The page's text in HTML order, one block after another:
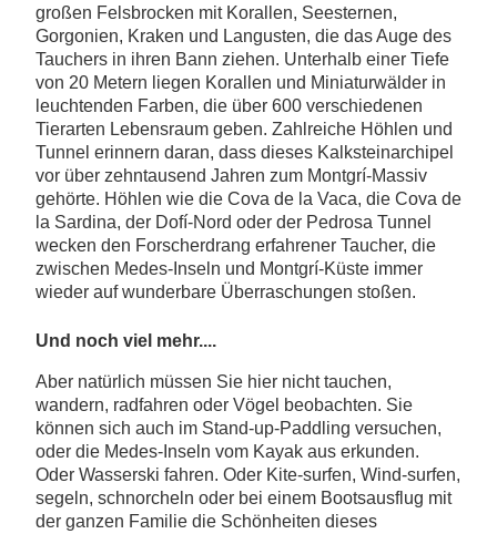
großen Felsbrocken mit Korallen, Seesternen,
Gorgonien, Kraken und Langusten, die das Auge des
Tauchers in ihren Bann ziehen. Unterhalb einer Tiefe
von 20 Metern liegen Korallen und Miniaturwälder in
leuchtenden Farben, die über 600 verschiedenen
Tierarten Lebensraum geben. Zahlreiche Höhlen und
Tunnel erinnern daran, dass dieses Kalksteinarchipel
vor über zehntausend Jahren zum Montgrí-Massiv
gehörte. Höhlen wie die Cova de la Vaca, die Cova de
la Sardina, der Dofí-Nord oder der Pedrosa Tunnel
wecken den Forscherdrang erfahrener Taucher, die
zwischen Medes-Inseln und Montgrí-Küste immer
wieder auf wunderbare Überraschungen stoßen.
Und noch viel mehr....
Aber natürlich müssen Sie hier nicht tauchen,
wandern, radfahren oder Vögel beobachten. Sie
können sich auch im Stand-up-Paddling versuchen,
oder die Medes-Inseln vom Kayak aus erkunden.
Oder Wasserski fahren. Oder Kite-surfen, Wind-surfen,
segeln, schnorcheln oder bei einem Bootsausflug mit
der ganzen Familie die Schönheiten dieses